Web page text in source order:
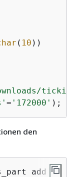
( 10
= '172000' );
den